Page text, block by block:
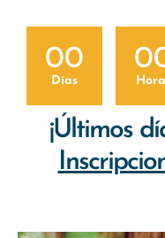
00
Días
¡Últimos